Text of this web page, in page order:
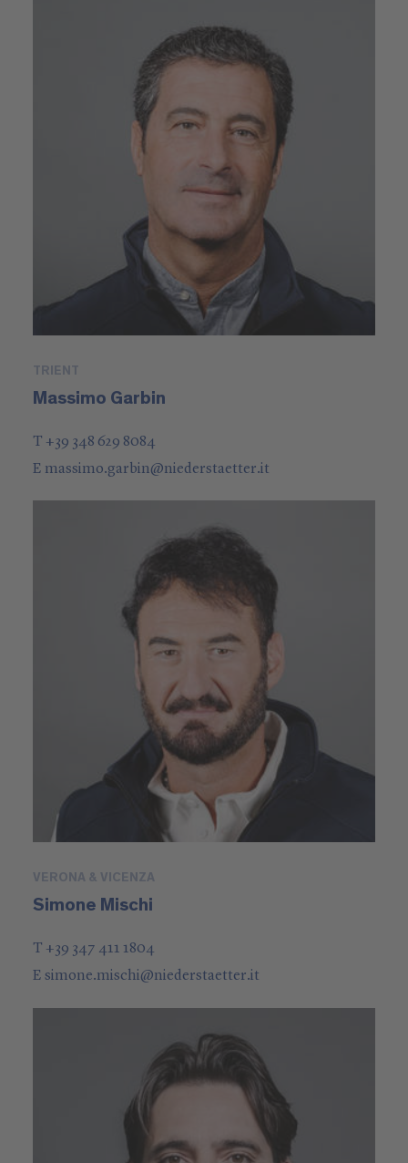
TRIENT
Massimo Garbin
T +39 348 629 8084
E massimo.garbin@niederstaetter.it
VERONA & VICENZA
Simone Mischi
T +39 347 411 1804
Esimone.mischi@niederstaetter.it